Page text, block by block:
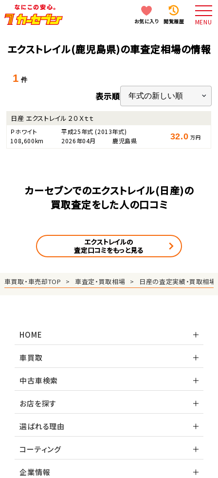
お気に入り 閲覧履歴 MENU
エクストレイル(鹿児島県)の車査定相場の情報
1 件
表示順
日産 エクストレイル ２０Ｘｔｔ
Ｐホワイト 平成25年式(2013年式)
108,600km
2026年04月 鹿児島県 32.0 万円
カーセブンでのエクストレイル(日産)の
買取査定をした人の口コミ
エクストレイルの
査定口コミをもっと見る
車買取・車売却TOP 車査定・買取相場 日産の査定実績・買取相場
HOME
車買取
中古車検索
お店を探す
選ばれる理由
コーティング
企業情報